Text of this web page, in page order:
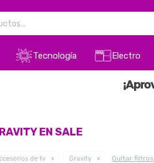
Tecnología Electro
EN SALE
de tv Gravity Quitar filtros